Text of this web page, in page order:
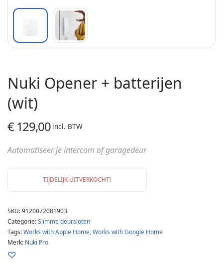
Nuki Opener + batterijen
(wit)
€129,00 incl. BTW
Automatiseer je intercom of garagedeur
TIJDELIJK UITVERKOCHT!
SKU:9120072081903
Categorie:Slimme deursloten
Tags:Works with Apple Home,Works with Google Home
Merk: Nuki Pro